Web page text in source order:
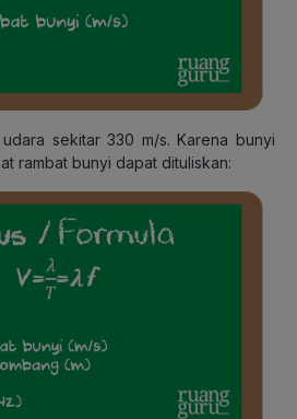
sekitar 330 m/s. Karena bunyi
rambat bunyi dapat dituliskan: